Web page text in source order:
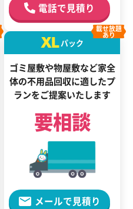
電話で見積り
XLパック
ゴミ屋敷や物屋敷など家全
体の不用品回収に適したプ
ランをご提案いたします
載せ放題
あり
要相談
メールで見積り